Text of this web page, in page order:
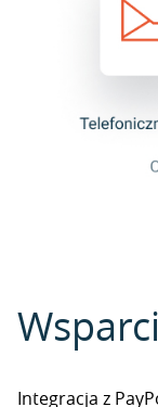
Integracja z